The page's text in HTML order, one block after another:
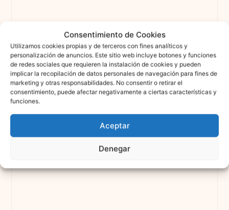
Consentimiento de Cookies
Utilizamos cookies propias y de terceros con fines analíticos y
personalización de anuncios. Este sitio web incluye botones y funciones
de redes sociales que requieren la instalación de cookies y pueden
implicar la recopilación de datos personales de navegación para fines de
marketing y otras responsabilidades. No consentir o retirar el
consentimiento, puede afectar negativamente a ciertas características y
funciones.
Aceptar
Denegar